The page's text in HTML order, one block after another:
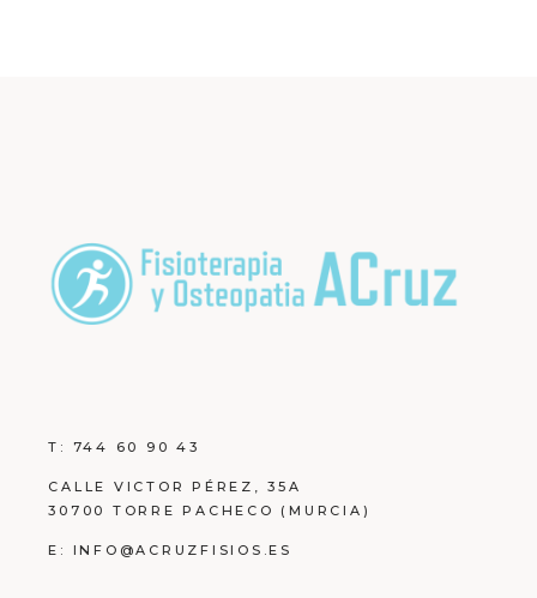
T: 744 60 90 43
CALLE VICTOR PÉREZ, 35A
30700 TORRE PACHECO (MURCIA)
E: INFO@ACRUZFISIOS.ES